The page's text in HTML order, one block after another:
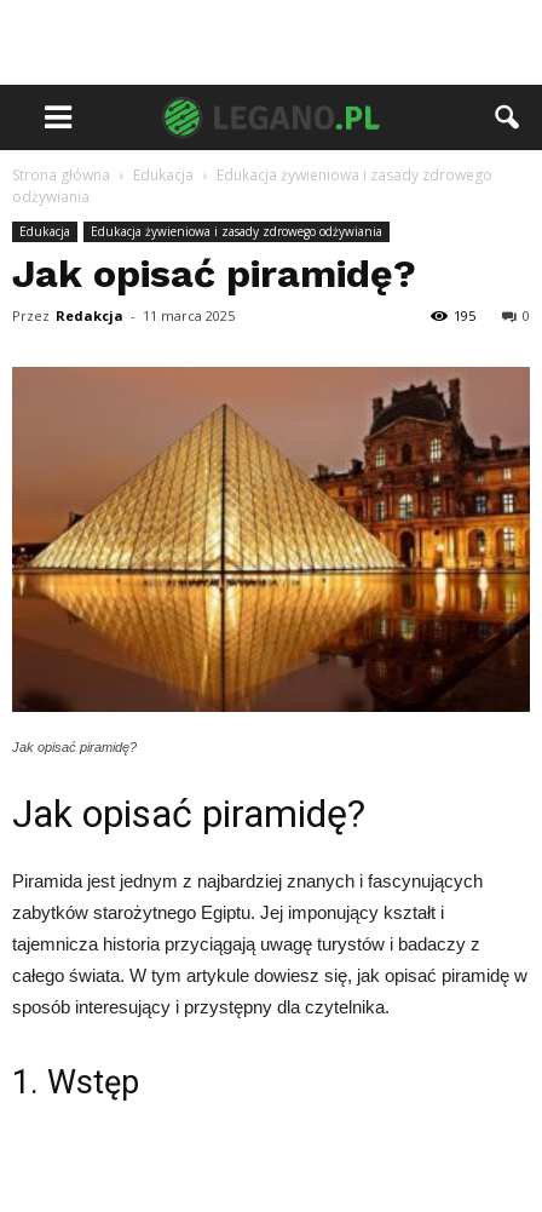
Strona główna Edukacja
Edukacja żywieniowa i zasady zdrowego
odżywiania
Edukacja Edukacja żywieniowa i zasady zdrowego odżywiania
Jak opisać piramidę?
Przez Redakcja - 11 marca 2025 0
195
Jak opisać piramidę?
Jak opisać piramidę?
Piramida jest jednym z najbardziej znanych i fascynujących
zabytków starożytnego Egiptu. Jej imponujący kształt i
tajemnicza historia przyciągają uwagę turystów i badaczy z
całego świata. W tym artykule dowiesz się, jak opisać piramidę w
sposób interesujący i przystępny dla czytelnika.
1. Wstęp